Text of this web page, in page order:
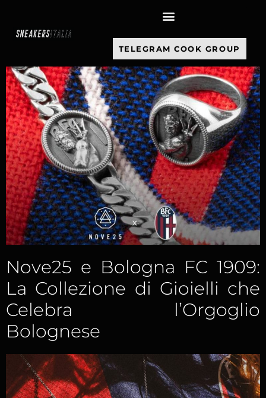
TELEGRAM COOK GROUP
Nove25 e Bologna FC 1909:
La Collezione di Gioielli che
Celebra l’Orgoglio
Bolognese